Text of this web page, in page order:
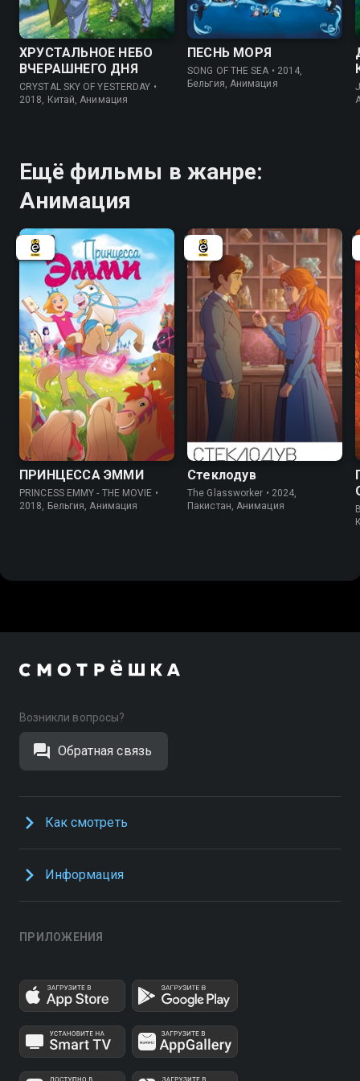
7.2 6.5
ХРУСТАЛЬНОЕ НЕБО
ВЧЕРАШНЕГО ДНЯ
CRYSTAL SKY OF YESTERDAY •
2018, Китай, Анимация
8.2 8.0
ПЕСНЬ МОРЯ
SONG OF THE SEA • 2014,
Бельгия, Анимация
Ещё фильмы в жанре:
Анимация
7.2
ПРИНЦЕССА ЭММИ
PRINCESS EMMY - THE MOVIE •
2018, Бельгия, Анимация
7.4
Стеклодув
The Glassworker • 2024,
Пакистан, Анимация
Возникли вопросы?
Обратная связь
Как смотреть
Информация
ПРИЛОЖЕНИЯ